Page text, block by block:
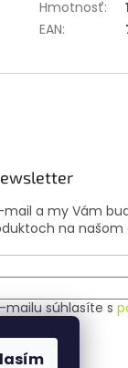
Hmotnosť:
EAN:
mail a my Vám
na našom
mailu súhlasíte s